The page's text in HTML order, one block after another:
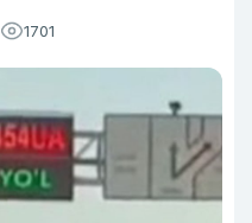
1701